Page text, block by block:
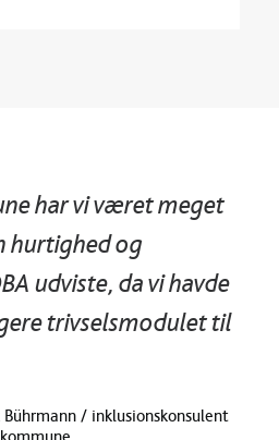
har vi været meget
hurtighed og
udviste, da vi havde
trivselsmodulet til
/ inklusionskonsulent